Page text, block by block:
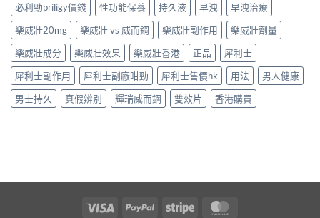
必利勁priligy價錢
性功能保養 持久液 早洩
早洩治療
樂威壯20mg
樂威壯 vs 威而鋼 樂威壯副作用
樂威壯劑量
樂威壯成分
樂威壯效果 樂威壯香港 正品
犀利士
犀利士副作用
犀利士副廠咁勁 犀利士售價hk 用法
男人健康
男士持久
真假辨別 輝瑞威而鋼 雙效片 香港購買
Visa PayPal Stripe